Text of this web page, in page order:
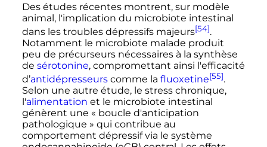
Des études récentes montrent, sur modèle
animal, l'implication du microbiote intestinal
dans les troubles dépressifs majeurs[54].
Notamment le microbiote malade produit
peu de précurseurs nécessaires à la synthèse
de sérotonine, compromettant ainsi l'efficacité
d’antidépresseurscomme la fluoxetine[55].
Selon une autre étude, le stress chronique,
l'alimentation et le microbiote intestinal
génèrent une « boucle d'anticipation
pathologique » qui contribue au
comportement dépressif via le système